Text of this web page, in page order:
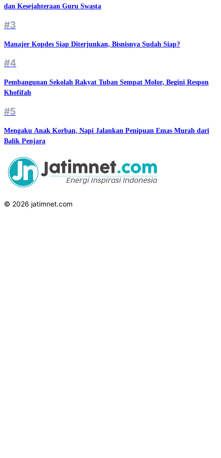
dan Kesejahteraan Guru Swasta
#3
Manajer Kopdes Siap Diterjunkan, Bisnisnya Sudah Siap?
#4
Pembangunan Sekolah Rakyat Tuban Sempat Molor, Begini Respon
Khofifah
#5
Mengaku Anak Korban, Napi Jalankan Penipuan Emas Murah dari
Balik Penjara
© 2026 jatimnet.com